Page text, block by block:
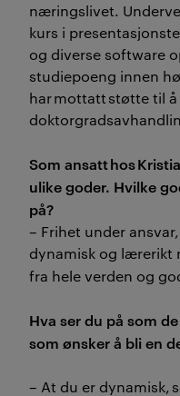
næringslivet.
kurs i
og diverse software
studiepoeng innen
har mottatt støtte til
Som ansatt hos
ulike goder. Hvilke
på?
– Frihet under
dynamisk og lærerikt
fra hele verden og
Hva ser du på som
som ønsker å bli en
– At du er dynamisk,